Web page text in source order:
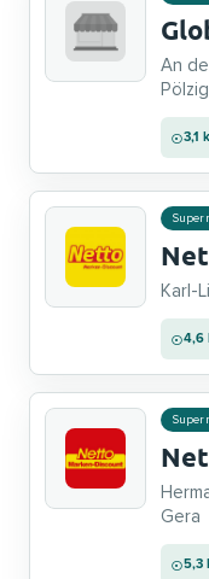
An
Pölzig
3,1
Karl-
4,6
Gera
5,3